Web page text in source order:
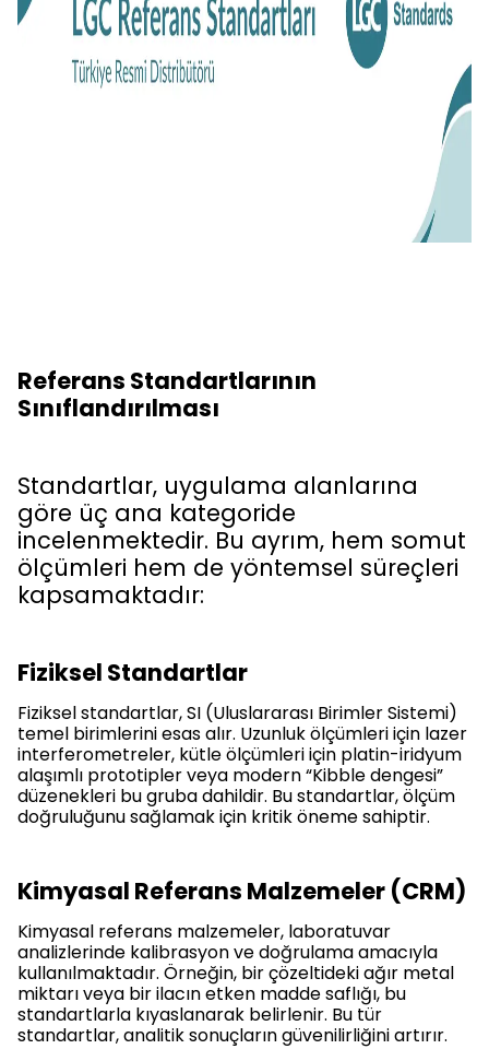
Referans Standartlarının
Sınıflandırılması
Standartlar, uygulama alanlarına
göre üç ana kategoride
incelenmektedir. Bu ayrım, hem somut
ölçümleri hem de yöntemsel süreçleri
kapsamaktadır:
Fiziksel Standartlar
Fiziksel standartlar, SI (Uluslararası Birimler Sistemi)
temel birimlerini esas alır. Uzunluk ölçümleri için lazer
interferometreler, kütle ölçümleri için platin-iridyum
alaşımlı prototipler veya modern “Kibble dengesi”
düzenekleri bu gruba dahildir. Bu standartlar, ölçüm
doğruluğunu sağlamak için kritik öneme sahiptir.
Kimyasal Referans Malzemeler (CRM)
Kimyasal referans malzemeler, laboratuvar
analizlerinde kalibrasyon ve doğrulama amacıyla
kullanılmaktadır. Örneğin, bir çözeltideki ağır metal
miktarı veya bir ilacın etken madde saflığı, bu
standartlarla kıyaslanarak belirlenir. Bu tür
standartlar, analitik sonuçların güvenilirliğini artırır.